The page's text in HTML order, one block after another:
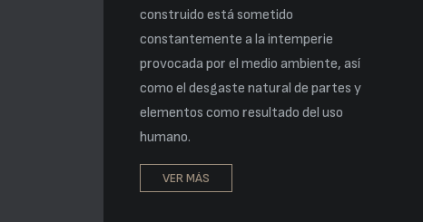
construido está sometido
constantemente a la intemperie
provocada por el medio ambiente, así
como el desgaste natural de partes y
elementos como resultado del uso
humano.
VER MÁS